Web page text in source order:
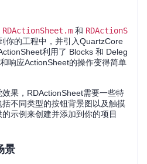
RDActionSheet.m 和 RDActionS
你的工程中，并引入QuartzCore
利用了 Blocks 和 Deleg
响应ActionSheet的操作变得简单
果，RDActionSheet需要一些特
不同类型的按钮背景图以及触摸
示例来创建并添加到你的项目
景